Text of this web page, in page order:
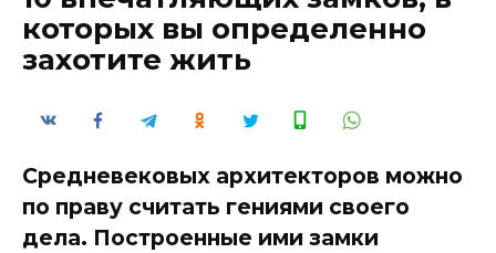
которых вы определенно
захотите жить
Средневековых архитекторов можно
по праву считать гениями своего
дела. Построенные ими замки